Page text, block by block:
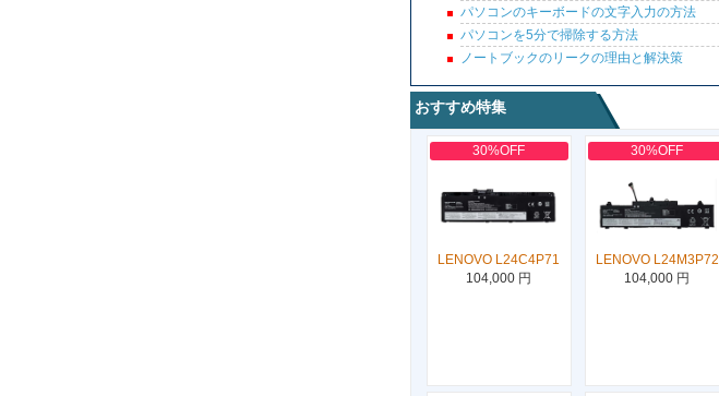
パソコンのキーボードの文字入力の方法
パソコンを5分で掃除する方法
ノートブックのリークの理由と解決策
おすすめ特集
30%OFF
LENOVO L24C4P71
104,000 円
30%OFF
LENOVO L24M3P72
104,000 円